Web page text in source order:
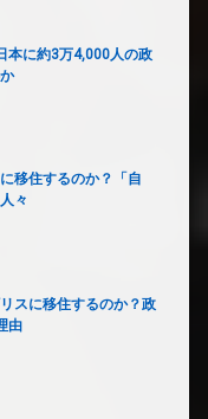
本に約3万4,000人の政
移住するのか？「自
々
スに移住するのか？政
由